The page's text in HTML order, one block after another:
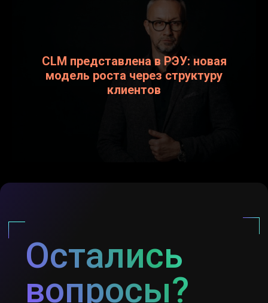
CLM представлена в РЭУ: новая
модель роста через структуру
клиентов